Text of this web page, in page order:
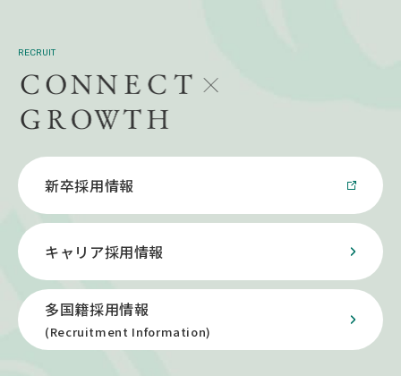
RECRUIT
新卒採用情報
キャリア採用情報
多国籍採用情報
(Recruitment Information)